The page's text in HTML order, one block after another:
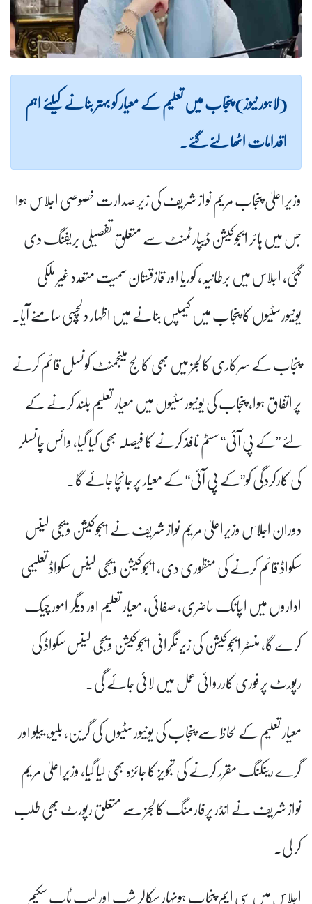
(لاہور نیوز) پنجاب میں تعلیم کے معیار کو بہتر بنانے کیلئے اہم
اقدامات اٹھا لئے گئے۔
وزیراعلیٰ پنجاب مریم نواز شریف کی زیر صدارت خصوصی اجلاس ہوا
جس میں ہائر ایجوکیشن ڈیپارٹمنٹ سے متعلق تفصیلی بریفنگ دی
گئی، اجلاس میں برطانیہ، کوریا اور قازقستان سمیت متعدد غیر ملکی
یونیورسٹیوں کا پنجاب میں کیمپس بنانے میں اظہار دلچسپی سامنے آیا۔
پنجاب کے سرکاری کالجز میں بھی کالج مینجمنٹ کونسل قائم کرنے
پر اتفاق ہوا، پنجاب کی یونیورسٹیوں میں معیار تعلیم بلند کرنے کے
لئے ”کے پی آئی“ سسٹم نافذ کرنے کا فیصلہ بھی کیا گیا، وائس چانسلر
کی کارکردگی کو”کے پی آئی“ کے معیار پر جانچا جائے گا۔
دوران اجلاس وزیراعلیٰ مریم نواز شریف نے ایجوکیشن ویجی لینس
سکواڈ قائم کرنے کی منظوری دی، ایجوکیشن ویجی لینس سکواڈ تعلیمی
اداروں میں اچانک حاضری، صفائی، معیار تعلیم اور دیگر امور چیک
کرے گا، منسٹر ایجوکیشن کی زیر نگرانی ایجوکیشن ویجی لینس سکواڈ کی
رپورٹ پر فوری کارروائی عمل میں لائی جائے گی۔
معیار تعلیم کے لحاظ سے پنجاب کی یونیورسٹیوں کی گرین، بلیو، ییلو اور
گرے رینکنگ مقرر کرنے کی تجویز کا جائزہ بھی لیا گیا، وزیراعلیٰ مریم
نواز شریف نے انڈر پرفارمنگ کالجز سے متعلق رپورٹ بھی طلب
کر لی۔